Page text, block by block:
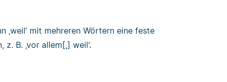
‚weil‘ mit mehreren Wörtern eine feste
B. ‚vor allem[,] weil‘.